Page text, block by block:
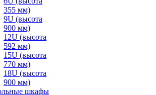
355 мм)
9U (высота
900 мм)
12U (высота
592 мм)
15U (высота
770 мм)
18U (высота
900 мм)
шкафы